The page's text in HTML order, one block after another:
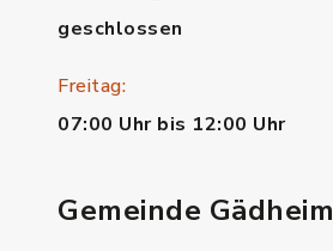
geschlossen
Freitag:
07:00 Uhr bis 12:00 Uhr
Gemeinde Gädheim